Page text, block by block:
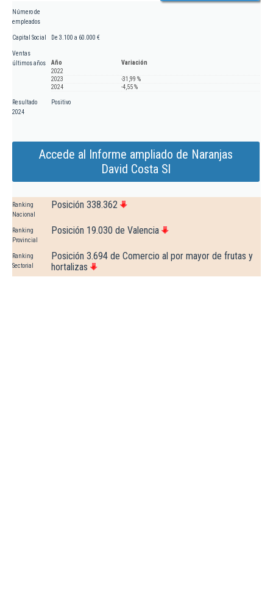
Número de
empleados
Capital Social De 3.100 a 60.000 €
Ventas
últimos años
Año
Variación
2022
2023
-31,99 %
2024
-4,55 %
Resultado
2024
Positivo
Accede al Informe ampliado de Naranjas
David Costa Sl
Ranking
Nacional
Posición 338.362
Ranking
Provincial
Posición 19.030 de Valencia
Ranking
Sectorial
Posición 3.694 de Comercio al por mayor de frutas y
hortalizas